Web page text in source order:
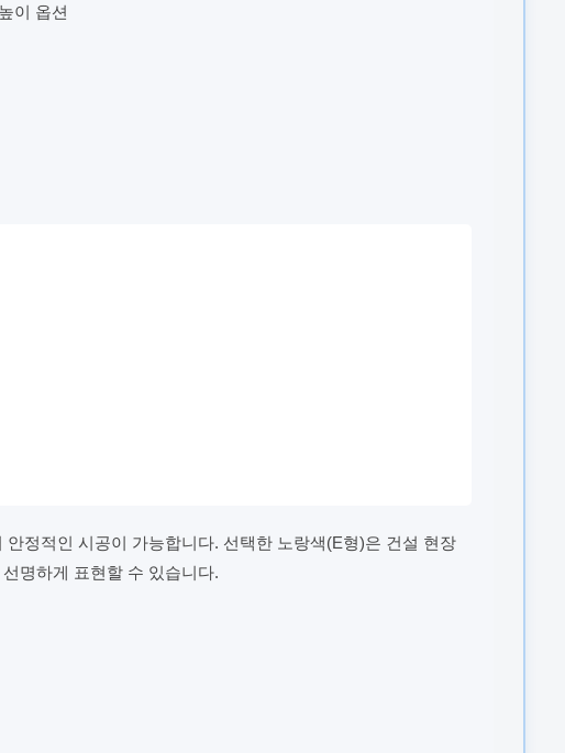
이 옵션
안정적인 시공이 가능합니다. 선택한 노랑색(E형)은 건설 현장
명하게 표현할 수 있습니다.